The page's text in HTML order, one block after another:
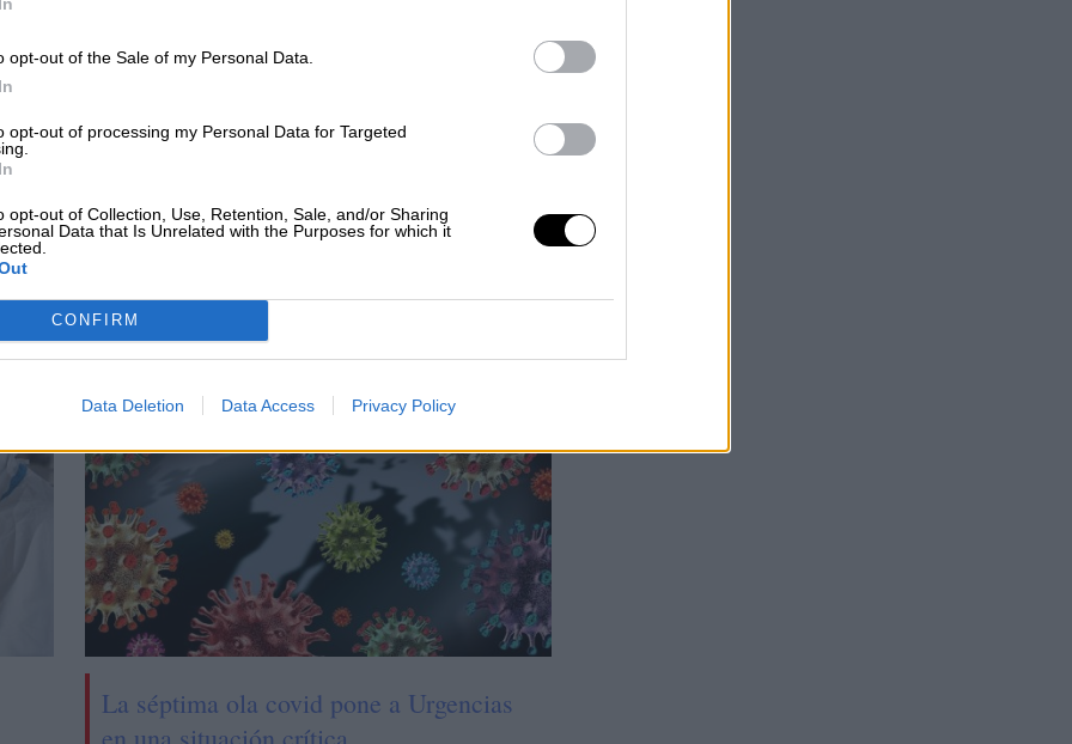
opt-out of the Sale of my Personal Data.
opt-out of processing my Personal Data for Targeted
opt-out of Collection, Use, Retention, Sale, and/or Sharing
Data that Is Unrelated with the Purposes for which it
CONFIRM
Data Deletion Data Access Privacy Policy
Salut", la
para tramitar la
por internet en
El Gobierno hará fijos a
La séptima ola covid pone a Urgencias
en una situación crítica